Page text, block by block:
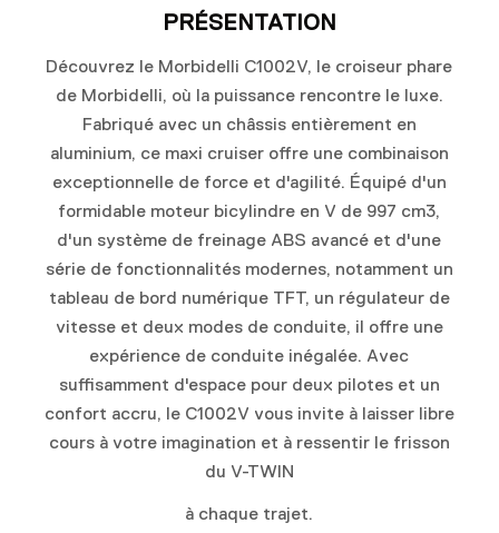
PRÉSENTATION
Découvrez le Morbidelli C1002V, le croiseur phare
de Morbidelli, où la puissance rencontre le luxe.
Fabriqué avec un châssis entièrement en
aluminium, ce maxi cruiser offre une combinaison
exceptionnelle de force et d'agilité. Équipé d'un
formidable moteur bicylindre en V de 997 cm3,
d'un système de freinage ABS avancé et d'une
série de fonctionnalités modernes, notamment un
tableau de bord numérique TFT, un régulateur de
vitesse et deux modes de conduite, il offre une
expérience de conduite inégalée. Avec
suffisamment d'espace pour deux pilotes et un
confort accru, le C1002V vous invite à laisser libre
cours à votre imagination et à ressentir le frisson
du V-TWIN
à chaque trajet.